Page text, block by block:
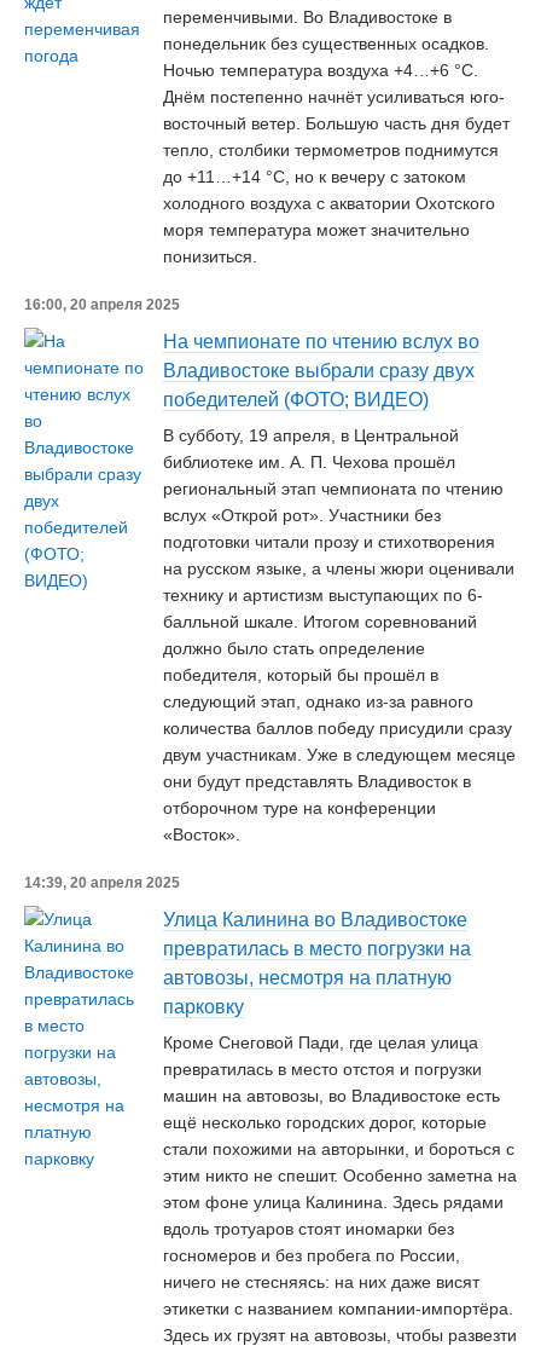
переменчивыми. Во Владивостоке в
понедельник без существенных осадков.
Ночью температура воздуха +4…+6 °С.
Днём постепенно начнёт усиливаться юго-
восточный ветер. Большую часть дня будет
тепло, столбики термометров поднимутся
до +11…+14 °С, но к вечеру с затоком
холодного воздуха с акватории Охотского
моря температура может значительно
понизиться.
16:00, 20 апреля 2025
На чемпионате по чтению вслух во
Владивостоке выбрали сразу двух
победителей (ФОТО; ВИДЕО)
В субботу, 19 апреля, в Центральной
библиотеке им. А. П. Чехова прошёл
региональный этап чемпионата по чтению
вслух «Открой рот». Участники без
подготовки читали прозу и стихотворения
на русском языке, а члены жюри оценивали
технику и артистизм выступающих по 6-
балльной шкале. Итогом соревнований
должно было стать определение
победителя, который бы прошёл в
следующий этап, однако из-за равного
количества баллов победу присудили сразу
двум участникам. Уже в следующем месяце
они будут представлять Владивосток в
отборочном туре на конференции
«Восток».
14:39, 20 апреля 2025
Улица Калинина во Владивостоке
превратилась в место погрузки на
автовозы, несмотря на платную
парковку
Кроме Снеговой Пади, где целая улица
превратилась в место отстоя и погрузки
машин на автовозы, во Владивостоке есть
ещё несколько городских дорог, которые
стали похожими на авторынки, и бороться с
этим никто не спешит. Особенно заметна на
этом фоне улица Калинина. Здесь рядами
вдоль тротуаров стоят иномарки без
госномеров и без пробега по России,
ничего не стесняясь: на них даже висят
этикетки с названием компании-импортёра.
Здесь их грузят на автовозы, чтобы развезти